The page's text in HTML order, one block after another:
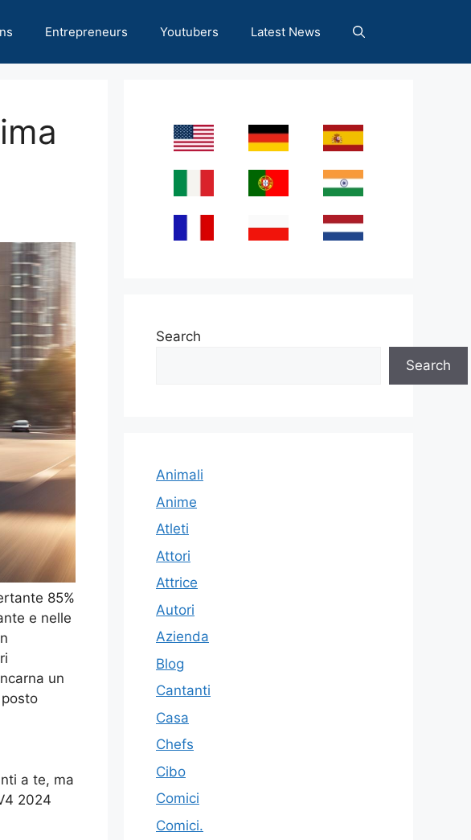
Entrepreneurs Youtubers Latest News
85%
e nelle
un
a te, ma
2024
Search
Search
Animali
Anime
Atleti
Attori
Attrice
Autori
Azienda
Blog
Cantanti
Casa
Chefs
Cibo
Comici
Comici.